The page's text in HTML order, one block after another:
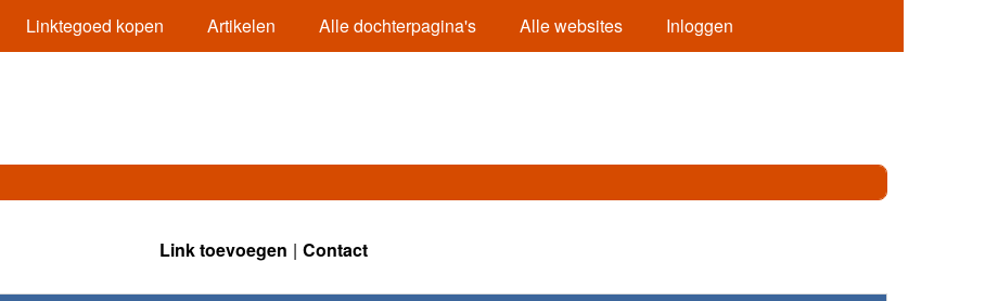
Linktegoed kopen Artikelen Alle dochterpagina's Alle websites Inloggen
Link toevoegen Contact